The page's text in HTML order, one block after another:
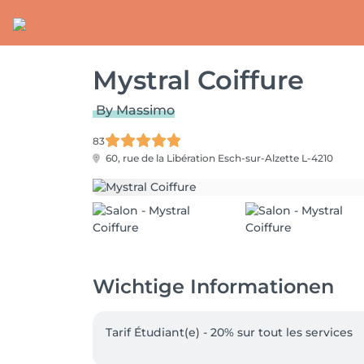
Mystral Coiffure
By Massimo
83
60, rue de la Libération Esch-sur-Alzette L-4210
Wichtige Informationen
Tarif Étudiant(e) - 20% sur tout les services